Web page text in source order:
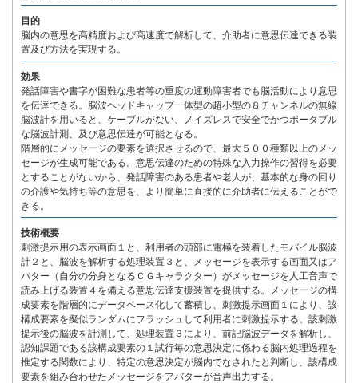
目的
脳内の意思を高精度および高速度で解析して、介助者に意思伝達できる装
置及び方法を実現する。
効果
発話障害や書字が困難な患者等の重度の運動障害者でも脳活動により意思
を伝達できる。脳波ヘッドキャップ一体型の超小型の８チャンネルの無線
脳波計を用いると、ケーブルがない、ノイズレスで安全でかつポータブル
な脳波計測、及び意思伝達が可能となる。
階層的にメッセージの要素を選択させるので、最大５００種類以上のメッ
セージが生成可能である。意思伝達のための特殊な入力操作の習得を必要
とすることがないから、発話障害のある患者や老人が、基本的な身の回り
の介護や気持ち等の意思を、より簡単に直接的に介助者に伝えることがで
きる。
技術概要
刺激提示用の表示画面１と、利用者の頭部に電極を装着したモバイル脳波
計２と、脳波を解析する処理装置３と、メッセージを表示する画面又はア
バター（自分の分身となるＣＧキャラクター）がメッセージを人工音声で
読み上げる装置４を備える意思伝達支援装置を提供する。メッセージの構
成要素を階層的にデータベース化して蓄積し、刺激提示画面１により、該
構成要素を擬似ランダムにフラッシュして利用者に刺激提示する。該刺激
提示後の脳波を計測して、処理装置３により、前記脳波データを解析し、
認知課題である該構成要素の１試行毎の意思決定に係わる脳内処理過程を
推定する関数により、特定の意思決定が脳内でなされたと判断し、該構成
要素を組み合わせたメッセージをアバターが音声出力する。